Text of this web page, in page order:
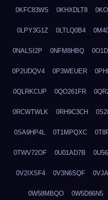
0KFC83WS 0KHXDLT8
0LPY3G1Z 0LTLQ0B4
0NALSI2P 0NFM8HBQ
0P2UDQV4 0P3WEUER
0QLRKCUP 0QO261FR
0RCWTWLK 0RH9C3CH
0SA9HP4L 0T1MPQXC
0TWV72OF 0U01AD7B
0V2IXSF4 0V3N6SQF
0W58MBQO 0W5D86N5